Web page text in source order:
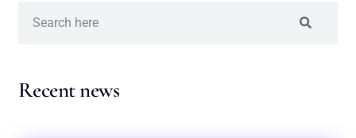
Recent news